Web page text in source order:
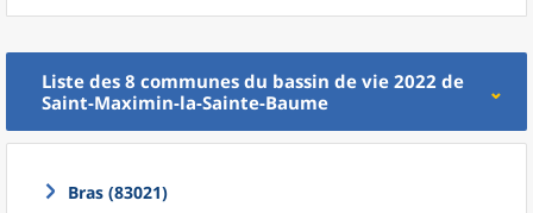
Liste des 8 communes du bassin de vie 2022 de
Saint-Maximin-la-Sainte-Baume
Bras (83021)